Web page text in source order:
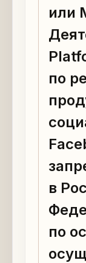
или
по
в
по